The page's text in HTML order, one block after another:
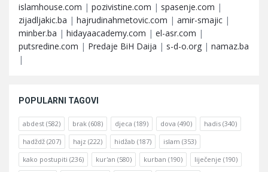
islamhouse.com | pozivistine.com | spasenje.com |
zijadljakic.ba | hajrudinahmetovic.com | amir-smajic |
minber.ba | hidayaacademy.com | el-asr.com |
putsredine.com | Predaje BiH Daija | s-d-o.org | namaz.ba
|
POPULARNI TAGOVI
abdest (582) brak (608) djeca (189) dova (490) hadis (340)
hadždž (207) hajz (222) hidžab (187) islam (353)
kako postupiti (236) kur'an (580) kurban (190) liječenje (190)